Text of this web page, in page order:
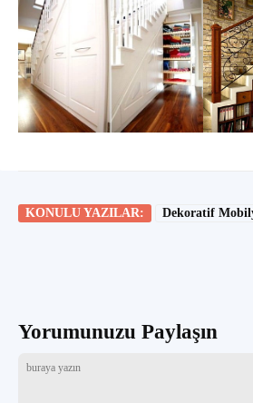
KONULU YAZILAR: Dekoratif
Yorumunuzu Paylaşın